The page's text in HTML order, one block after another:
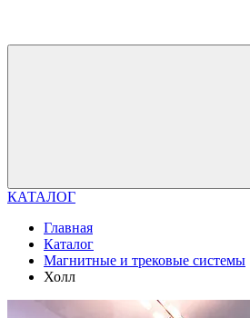
КАТАЛОГ
Главная
Каталог
Магнитные и трековые системы
Холл